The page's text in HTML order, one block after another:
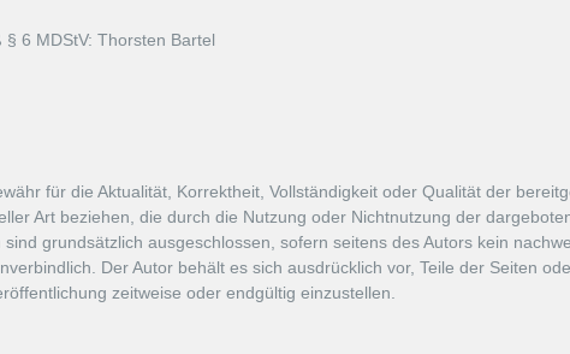
6 MDStV: Thorsten Bartel
für die Aktualität, Korrektheit, Vollständigkeit oder Qualität der
Art beziehen, die durch die Nutzung oder Nichtnutzung der
grundsätzlich ausgeschlossen, sofern seitens des Autors kein
Der Autor behält es sich ausdrücklich vor, Teile der Seiten
zeitweise oder endgültig einzustellen.